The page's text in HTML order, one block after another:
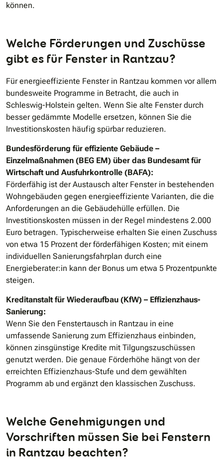
können.
Welche Förderungen und Zuschüsse
gibt es für Fenster in Rantzau?
Für energieeffiziente Fenster in Rantzau kommen vor allem
bundesweite Programme in Betracht, die auch in
Schleswig-Holstein gelten. Wenn Sie alte Fenster durch
besser gedämmte Modelle ersetzen, können Sie die
Investitionskosten häufig spürbar reduzieren.
Bundesförderung für effiziente Gebäude –
Einzelmaßnahmen (BEG EM) über das Bundesamt für
Wirtschaft und Ausfuhrkontrolle (BAFA):
Förderfähig ist der Austausch alter Fenster in bestehenden
Wohngebäuden gegen energieeffiziente Varianten, die die
Anforderungen an die Gebäudehülle erfüllen. Die
Investitionskosten müssen in der Regel mindestens 2.000
Euro betragen. Typischerweise erhalten Sie einen Zuschuss
von etwa 15 Prozent der förderfähigen Kosten; mit einem
individuellen Sanierungsfahrplan durch eine
Energieberater:in kann der Bonus um etwa 5 Prozentpunkte
steigen.
Kreditanstalt für Wiederaufbau (KfW) – Effizienzhaus-
Sanierung:
Wenn Sie den Fenstertausch in Rantzau in eine
umfassende Sanierung zum Effizienzhaus einbinden,
können zinsgünstige Kredite mit Tilgungszuschüssen
genutzt werden. Die genaue Förderhöhe hängt von der
erreichten Effizienzhaus-Stufe und dem gewählten
Programm ab und ergänzt den klassischen Zuschuss.
Welche Genehmigungen und
Vorschriften müssen Sie bei Fenstern
in Rantzau beachten?